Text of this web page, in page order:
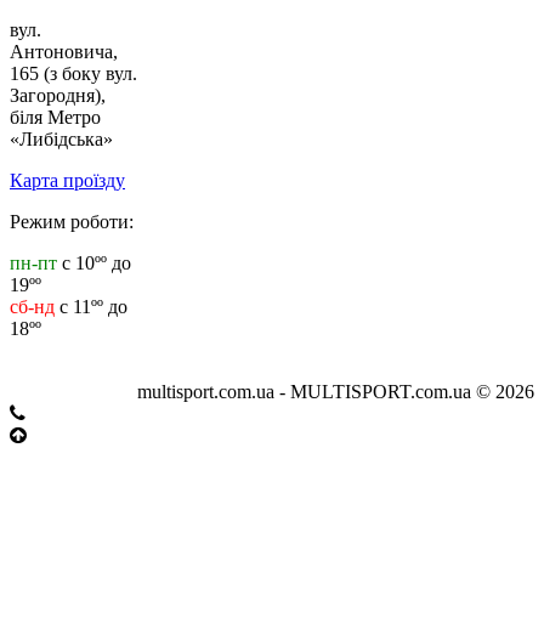
вул.
Антоновича,
165 (з боку вул.
Загородня),
біля Метро
«Либідська»
Карта проїзду
Режим роботи:
пн-пт с 10ºº до
19ºº
сб-нд с 11ºº до
18ºº
multisport.com.ua - MULTISPORT.com.ua © 2026